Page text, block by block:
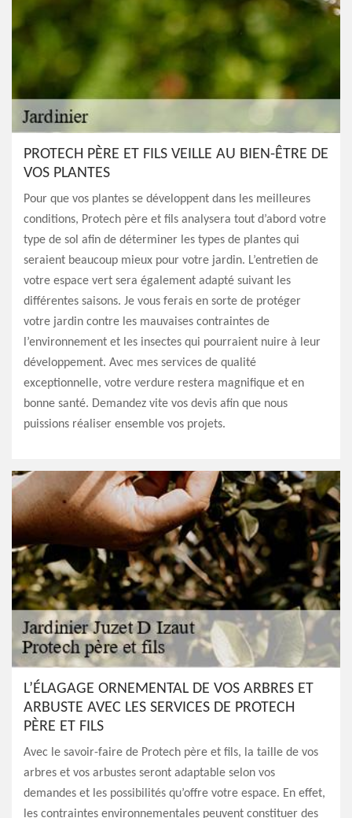
PROTECH PÈRE ET FILS VEILLE AU BIEN-ÊTRE DE
VOS PLANTES
Pour que vos plantes se développent dans les meilleures
conditions, Protech père et fils analysera tout d’abord votre
type de sol afin de déterminer les types de plantes qui
seraient beaucoup mieux pour votre jardin. L’entretien de
votre espace vert sera également adapté suivant les
différentes saisons. Je vous ferais en sorte de protéger
votre jardin contre les mauvaises contraintes de
l’environnement et les insectes qui pourraient nuire à leur
développement. Avec mes services de qualité
exceptionnelle, votre verdure restera magnifique et en
bonne santé. Demandez vite vos devis afin que nous
puissions réaliser ensemble vos projets.
L’ÉLAGAGE ORNEMENTAL DE VOS ARBRES ET
ARBUSTE AVEC LES SERVICES DE PROTECH
PÈRE ET FILS
Avec le savoir-faire de Protech père et fils, la taille de vos
arbres et vos arbustes seront adaptable selon vos
demandes et les possibilités qu’offre votre espace. En effet,
les contraintes environnementales peuvent constituer des